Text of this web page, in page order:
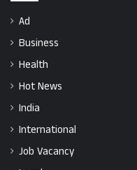
Ad
Business
Health
Hot News
India
International
Job Vacancy